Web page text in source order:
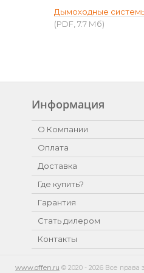
Дымоходные системы
(PDF, 7.7 Мб)
Информация
О Компании
Оплата
Доставка
Где купить?
Гарантия
Стать дилером
Контакты
www.offen.ru © 2020 - 2026 Все